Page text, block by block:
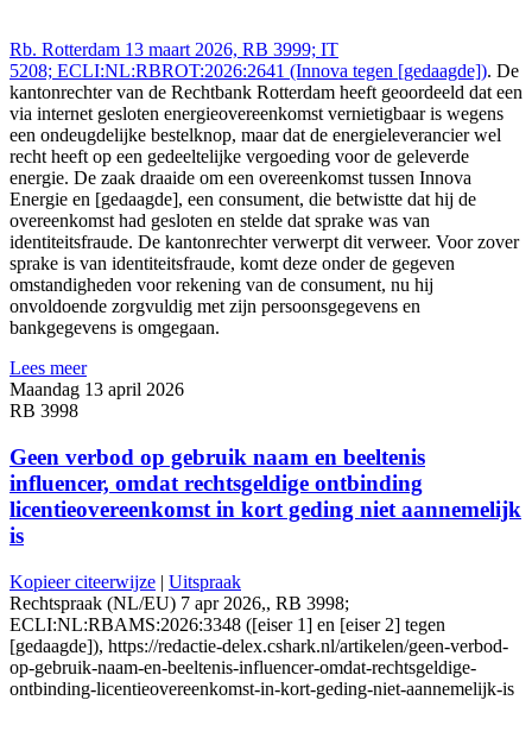
Rb. Rotterdam 13 maart 2026, RB 3999; IT
5208; ECLI:NL:RBROT:2026:2641 (Innova tegen [gedaagde]). De
kantonrechter van de Rechtbank Rotterdam heeft geoordeeld dat een
via internet gesloten energieovereenkomst vernietigbaar is wegens
een ondeugdelijke bestelknop, maar dat de energieleverancier wel
recht heeft op een gedeeltelijke vergoeding voor de geleverde
energie. De zaak draaide om een overeenkomst tussen Innova
Energie en [gedaagde], een consument, die betwistte dat hij de
overeenkomst had gesloten en stelde dat sprake was van
identiteitsfraude. De kantonrechter verwerpt dit verweer. Voor zover
sprake is van identiteitsfraude, komt deze onder de gegeven
omstandigheden voor rekening van de consument, nu hij
onvoldoende zorgvuldig met zijn persoonsgegevens en
bankgegevens is omgegaan.
Lees meer
Maandag 13 april 2026
RB 3998
Geen verbod op gebruik naam en beeltenis
influencer, omdat rechtsgeldige ontbinding
licentieovereenkomst in kort geding niet aannemelijk
is
Kopieer citeerwijze | Uitspraak
Rechtspraak (NL/EU) 7 apr 2026,, RB 3998;
ECLI:NL:RBAMS:2026:3348 ([eiser 1] en [eiser 2] tegen
[gedaagde]), https://redactie-delex.cshark.nl/artikelen/geen-verbod-
op-gebruik-naam-en-beeltenis-influencer-omdat-rechtsgeldige-
ontbinding-licentieovereenkomst-in-kort-geding-niet-aannemelijk-is